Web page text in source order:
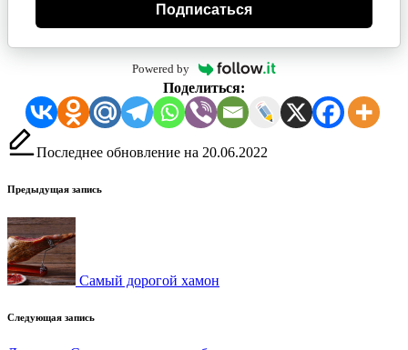
Подписаться
Powered by
Поделиться:
Последнее обновление на 20.06.2022
Навигация
записи
Предыдущая запись
Самый дорогой хамон
Следующая запись